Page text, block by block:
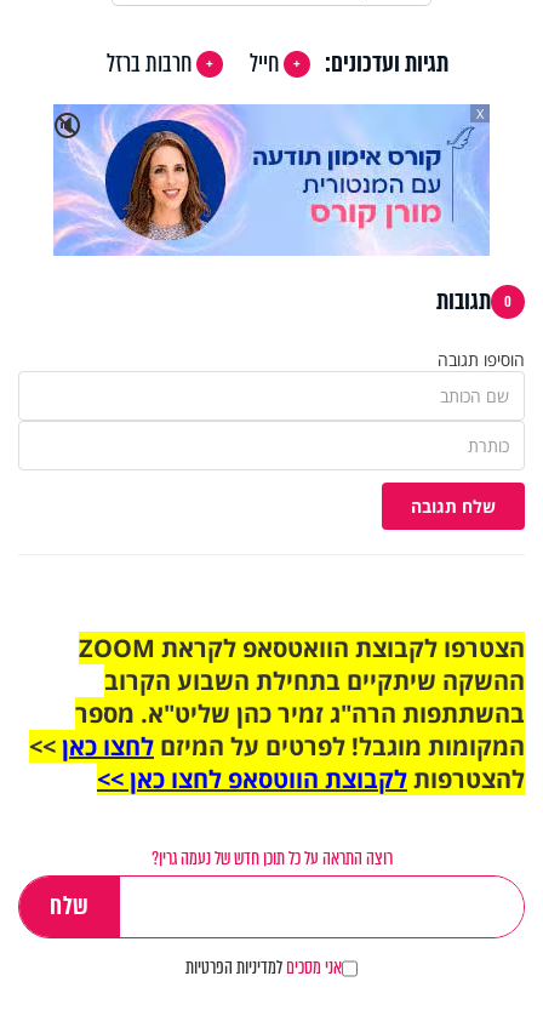
תגיות ועדכונים: חייל
חרבות ברזל
🔇
X
0 תגובות
הוסיפו תגובה
שלח תגובה
הצטרפו לקבוצת הוואטסאפ לקראת ZOOM
ההשקה שיתקיים בתחילת השבוע הקרוב
בהשתתפות הרה"ג זמיר כהן שליט"א. מספר
המקומות מוגבל! לפרטים על המיזם לחצו כאן>>
להצטרפותלקבוצת הווטסאפ לחצו כאן >>
רוצה התראה על כל תוכן חדש של נעמה גרין?
אני מסכיםלמדיניות הפרטיות